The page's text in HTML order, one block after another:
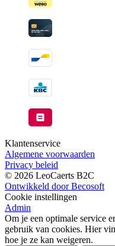
Klantenservice
Algemene voorwaarden
Privacy beleid
© 2026 LeoCaerts B2C
Ontwikkeld door Becosoft
Cookie instellingen
Admin
Om je een optimale service
gebruik van cookies. Hier
hoe je ze kan weigeren.